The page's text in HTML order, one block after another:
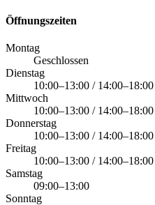
Öffnungszeiten
Montag
Geschlossen
Dienstag
10:00–13:00 / 14:00–18:00
Mittwoch
10:00–13:00 / 14:00–18:00
Donnerstag
10:00–13:00 / 14:00–18:00
Freitag
10:00–13:00 / 14:00–18:00
Samstag
09:00–13:00
Sonntag